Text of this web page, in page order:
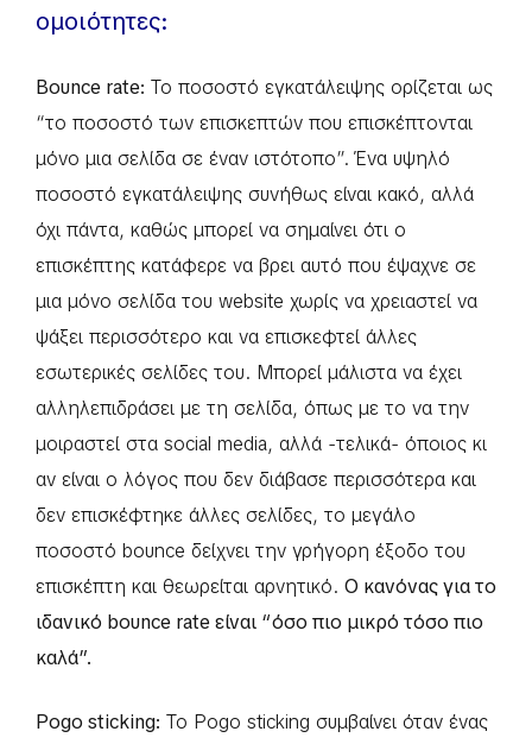
ομοιότητες:
Bounce rate: Το ποσοστό εγκατάλειψης ορίζεται ως
“το ποσοστό των επισκεπτών που επισκέπτονται
μόνο μια σελίδα σε έναν ιστότοπο”. Ένα υψηλό
ποσοστό εγκατάλειψης συνήθως είναι κακό, αλλά
όχι πάντα, καθώς μπορεί να σημαίνει ότι ο
επισκέπτης κατάφερε να βρει αυτό που έψαχνε σε
μια μόνο σελίδα του website χωρίς να χρειαστεί να
ψάξει περισσότερο και να επισκεφτεί άλλες
εσωτερικές σελίδες του. Μπορεί μάλιστα να έχει
αλληλεπιδράσει με τη σελίδα, όπως με το να την
μοιραστεί στα social media, αλλά -τελικά- όποιος κι
αν είναι ο λόγος που δεν διάβασε περισσότερα και
δεν επισκέφτηκε άλλες σελίδες, το μεγάλο
ποσοστό bounce δείχνει την γρήγορη έξοδο του
επισκέπτη και θεωρείται αρνητικό. Ο κανόνας για το
ιδανικό bounce rate είναι “όσο πιο μικρό τόσο πιο
καλά”.
Pogo sticking: Το Pogo sticking συμβαίνει όταν ένας